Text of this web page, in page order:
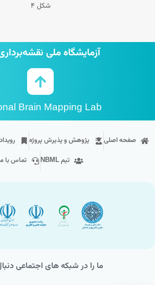
شکل ۴
آزمایشگاه ملی
Brain Mapping Lab
صفحه اصلی پژوهش و پذیرش پروژه
تیم NBML
تماس با
ما را در شبکه های اجتماعی